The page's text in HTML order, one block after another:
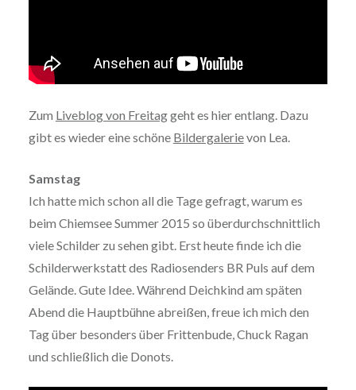
Zum Liveblog von Freitaggeht es hier entlang. Dazu
gibt es wieder eine schöne Bildergalerievon Lea.
Samstag
Ich hatte mich schon all die Tage gefragt, warum es
beim Chiemsee Summer 2015 so überdurchschnittlich
viele Schilder zu sehen gibt. Erst heute finde ich die
Schilderwerkstatt des Radiosenders BR Puls auf dem
Gelände. Gute Idee. Während Deichkind am späten
Abend die Hauptbühne abreißen, freue ich mich den
Tag über besonders über Frittenbude, Chuck Ragan
und schließlich die Donots.